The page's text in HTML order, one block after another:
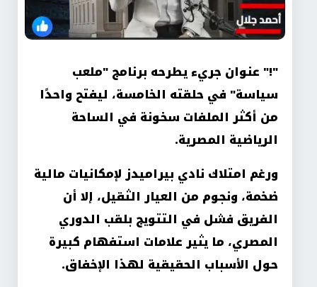
"!" عنوان جريء يطرحه برنامج "ملعب
سياسة" في حلقته الخامسة، ليفتح واحدًا
من أكثر الملفات سخونة في الساحة
الرياضية المصرية.
ورغم امتلاك نادي بيراميدز لإمكانيات مالية
ضخمة، ونجوم من العيار الثقيل، إلا أن
الفريق فشل في التتويج بلقب الدوري
المصري، ما يثير علامات استفهام كبيرة
حول الأسباب الحقيقية لهذا الإخفاق.